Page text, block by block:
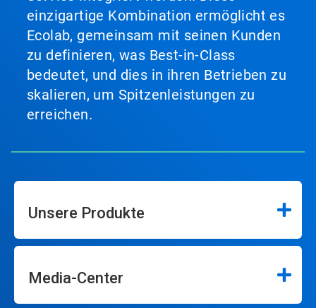
einzigartige Kombination ermöglicht es
Ecolab, gemeinsam mit seinen Kunden
zu definieren, was Best-in-Class
bedeutet, und dies in ihren Betrieben zu
skalieren, um Spitzenleistungen zu
erreichen.
Unsere Produkte
Media-Center